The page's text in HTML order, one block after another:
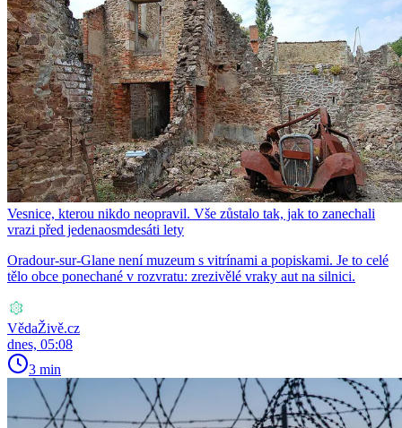
Vesnice, kterou nikdo neopravil. Vše zůstalo tak, jak to zanechali
vrazi před jedenaosmdesáti lety
Oradour-sur-Glane není muzeum s vitrínami a popiskami. Je to celé
tělo obce ponechané v rozvratu: zrezivělé vraky aut na silnici.
VědaŽivě.cz
dnes, 05:08
3 min